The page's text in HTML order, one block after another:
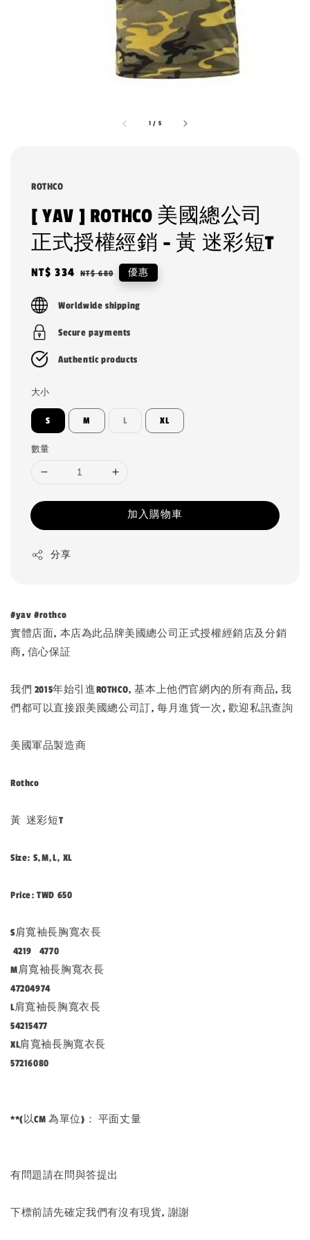
1 / 5
ROTHCO
[ YAV ] ROTHCO 美國總公司
正式授權經銷 - 黃 迷彩短T
Sale
NT$ 334 Regular
NT$ 680 優惠
Worldwide shipping
Secure payments
Authentic products
大小
S M L XL
數量
加入購物車
分享
#yav #rothco
實體店面, 本店為此品牌美國總公司正式授權經銷店及分銷
商, 信心保証
我們 2015年始引進ROTHCO, 基本上他們官網內的所有商品, 我
們都可以直接跟美國總公司訂, 每月進貨一次, 歡迎私訊查詢
美國軍品製造商
Rothco
黃 迷彩短T
Size: S,M,L, XL
Price: TWD 650
S肩寬袖長胸寬衣長
4219 4770
M肩寬袖長胸寬衣長
47204974
L肩寬袖長胸寬衣長
54215477
XL肩寬袖長胸寬衣長
57216080
**(以CM 為單位)： 平面丈量
有問題請在問與答提出
下標前請先確定我們有沒有現貨, 謝謝